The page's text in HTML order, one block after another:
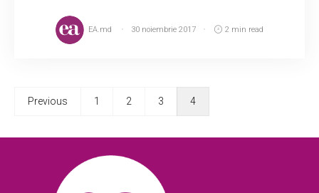
EA.md 30 noiembrie 2017 2 min read
Previous 1 2 3 4